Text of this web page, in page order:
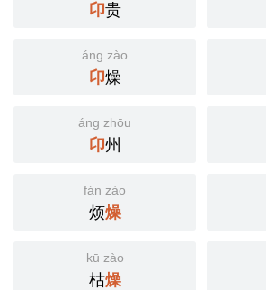
卬贵
áng zào
卬燥
áng zhōu
卬州
fán zào
烦燥
kū zào
枯燥